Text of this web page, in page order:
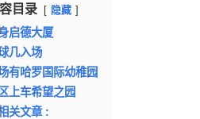
目录 隐藏
启德大厦
几入场
有哈罗国际幼稚园
上车希望之园
关文章 :